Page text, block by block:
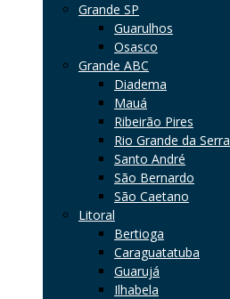
Grande SP
Guarulhos
Osasco
Grande ABC
Diadema
Mauá
Ribeirão Pires
Rio Grande da Serra
Santo André
São Bernardo
São Caetano
Litoral
Bertioga
Caraguatatuba
Guarujá
Ilhabela